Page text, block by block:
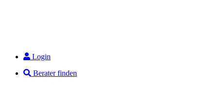
Login
Berater finden